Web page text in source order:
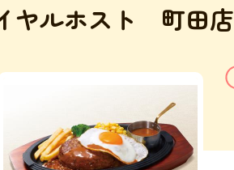
ヤルホスト 町田店